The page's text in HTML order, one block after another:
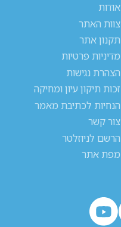
אודות
צוות האתר
תקנון אתר
מדיניות פרטיות
הצהרת נגישות
זכות תיקון עיון ומחיקה
הנחיות לכתיבת מאמר
צור קשר
הרשם לניוזלטר
מפת אתר